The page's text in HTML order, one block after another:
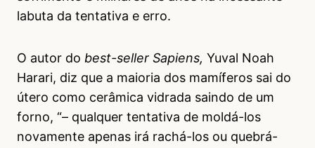
labuta da tentativa e erro.
O autor do best-seller Sapiens, Yuval Noah
Harari, diz que a maioria dos mamíferos sai do
útero como cerâmica vidrada saindo de um
forno, “– qualquer tentativa de moldá-los
novamente apenas irá rachá-los ou quebrá-